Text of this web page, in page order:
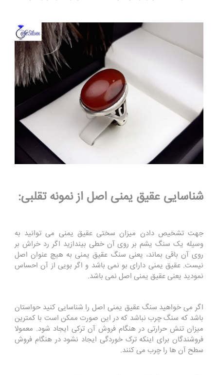
شناسایی عقیق یمنی اصل از نمونه تقلبی:
جهت تشخیص دادن میزان سختی عقیق یمنی می توانید به
وسیله یک سنگ یشم بر روی آن خطی بیندازید اگر رد خراش بر
روی آن باقی بماند، یعنی سنگ عقیق یمنی به هیچ عنوان اصل
نیست. عقیق یمنی دارای بو نمی باشد و اگر بویی از آن احساس
نمودید یعنی عقیق یمنی اصل نمی باشد.
اگر می خواهید سنگ عقیق یمنی اصل را شناسایی کنید حواستان
باشد که سنگ چرب نباشد که در این صورت ممکن است با کمترین
میزان تنش حرارتی در هنگام فروش آن ترکی ایجاد شود. معمولا
فروشندگان برای اینکه ترک خوردگی ایجاد نشود در هنگام فروش
سطح آن ها را چرب می کنند.